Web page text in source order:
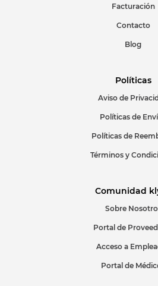
ENVIAR COMENTARIO
Facturación
Contacto
Blog
Políticas
Aviso de
Políticas de
Políticas de
Términos y
Comunidad
Sobre
Portal de
Acceso a
Portal de